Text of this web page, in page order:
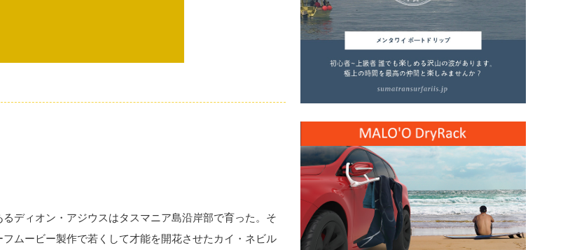
ディオン・アジウスはタスマニア島沿岸部で育った。そ
ムービー製作で若くして才能を開花させたカイ・ネビル